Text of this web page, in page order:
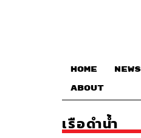
HOME NEWS
ABOUT
เรือดำน้ำ